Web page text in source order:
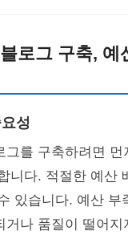
로그 구축, 예
성
그를 구축하려면 먼
니다. 적절한 예산
있습니다. 예산 부
거나 품질이 떨어지